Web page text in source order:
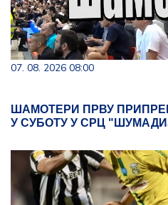
07. 08. 2026 08:00
ШАМОТЕРИ ПРВУ
У СУБОТУ У СРЦ